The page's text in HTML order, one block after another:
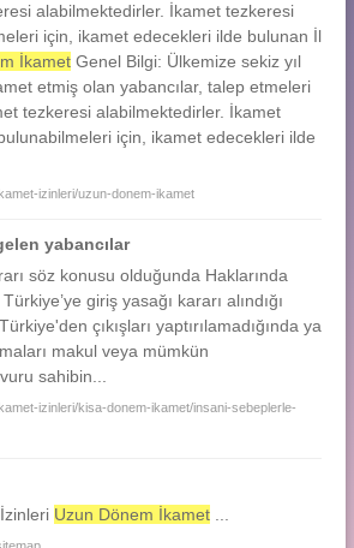
alabilmektedirler. İkamet tezkeresi
için, ikamet edecekleri ilde bulunan İl
İkamet Genel Bilgi: Ülkemize sekiz yıl
etmiş olan yabancılar, talep etmeleri
tezkeresi alabilmektedirler. İkamet
için, ikamet edecekleri ilde
izinleri/uzun-donem-ikamet
yabancılar
söz konusu olduğunda Haklarında
giriş yasağı kararı alındığı
çıkışları yaptırılamadığında ya
makul veya mümkün
sahibin...
izinleri/kisa-donem-ikamet/insani-sebeplerle-
Uzun Dönem İkamet ...